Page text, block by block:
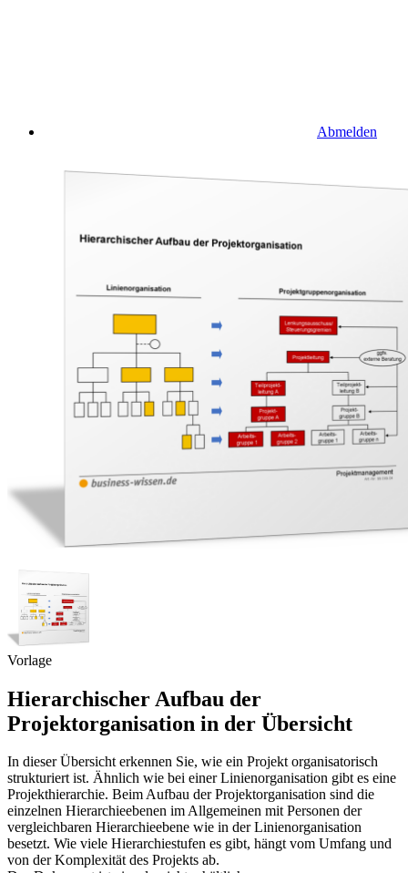
Abmelden
Vorlage
Hierarchischer Aufbau der
Projektorganisation in der Übersicht
In dieser Übersicht erkennen Sie, wie ein Projekt organisatorisch
strukturiert ist. Ähnlich wie bei einer Linienorganisation gibt es eine
Projekthierarchie. Beim Aufbau der Projektorganisation sind die
einzelnen Hierarchieebenen im Allgemeinen mit Personen der
vergleichbaren Hierarchieebene wie in der Linienorganisation
besetzt. Wie viele Hierarchiestufen es gibt, hängt vom Umfang und
von der Komplexität des Projekts ab.